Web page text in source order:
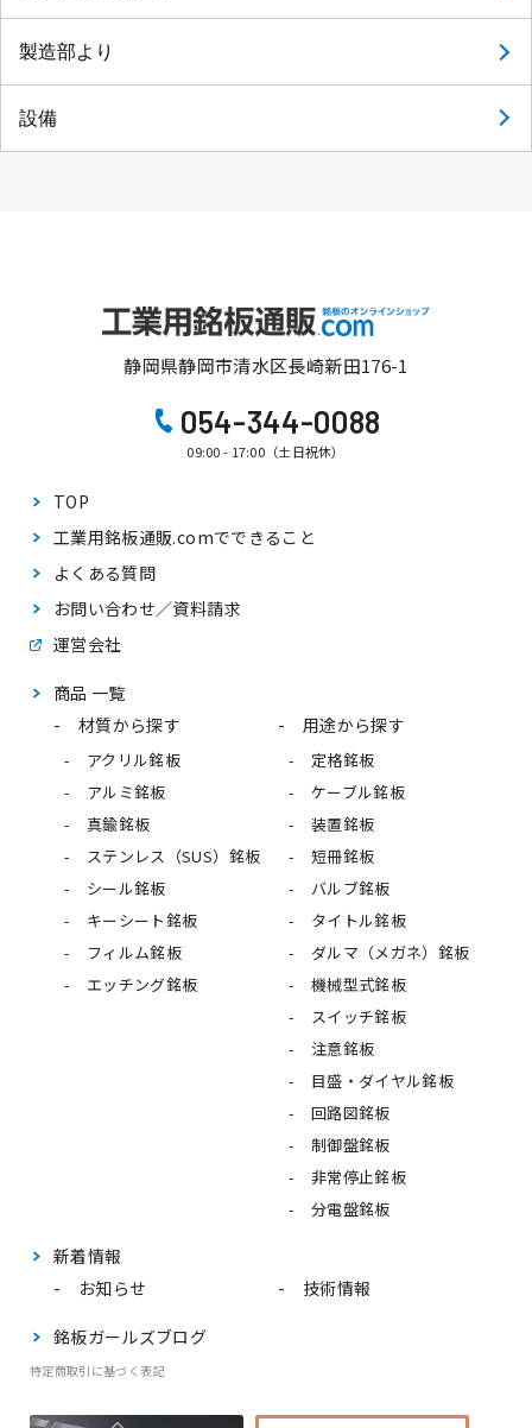
製造部より
設備
静岡県静岡市清水区長崎新田176-1
054-344-0088
09:00 - 17:00（土日祝休）
TOP
工業用銘板通販.comでできること
よくある質問
お問い合わせ／資料請求
運営会社
商品 一覧
材質から探す
アクリル銘板
アルミ銘板
真鍮銘板
ステンレス（SUS）銘板
シール銘板
キーシート銘板
フィルム銘板
エッチング銘板
用途から探す
定格銘板
ケーブル銘板
装置銘板
短冊銘板
バルブ銘板
タイトル銘板
ダルマ（メガネ）銘板
機械型式銘板
スイッチ銘板
注意銘板
目盛・ダイヤル銘板
回路図銘板
制御盤銘板
非常停止銘板
分電盤銘板
新着情報
お知らせ
技術情報
銘板ガールズブログ
特定商取引に基づく表記